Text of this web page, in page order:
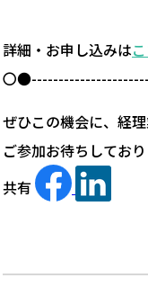
※13:30～
詳細・お申し込みは
〇
ぜひこの機会に、経
ご参加お待ちしており
共有